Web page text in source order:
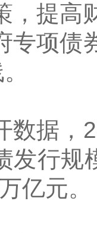
，提高
专项债
数据，
发行规
亿元。